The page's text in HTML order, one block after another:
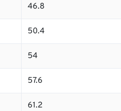
46.8
50.4
54
57.6
61.2